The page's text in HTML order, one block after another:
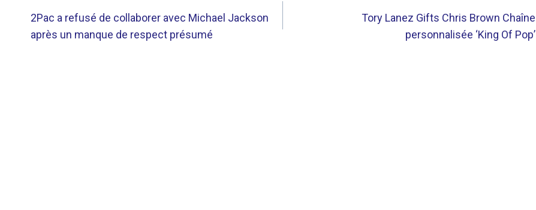
DE
2Pac a refusé de collaborer avec Michael Jackson
après un manque de respect présumé
Tory Lanez Gifts Chris Brown Chaîne
personnalisée ‘King Of Pop’